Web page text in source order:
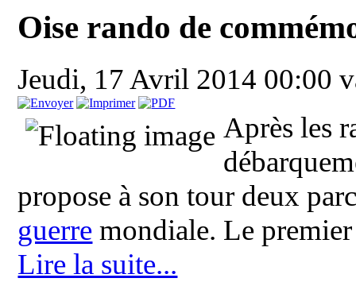
Oise rando de
Jeudi, 17 Avril 2014 00:00
Après les
propose à son tour deux
guerre mondiale. Le
Lire la suite...